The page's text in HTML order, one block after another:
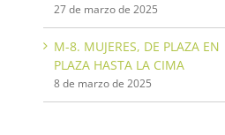
27 de marzo de 2025
M-8. MUJERES, DE PLAZA EN
PLAZA HASTA LA CIMA
8 de marzo de 2025